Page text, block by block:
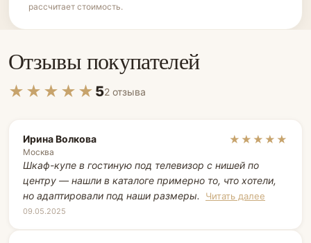
рассчитает стоимость.
Отзывы покупателей
★★★★★ 52 отзыва
Ирина Волкова
Москва
★★★★★
Шкаф-купе в гостиную под телевизор с нишей по
центру — нашли в каталоге примерно то, что хотели,
но адаптировали под наши размеры.
Читать далее
09.05.2025